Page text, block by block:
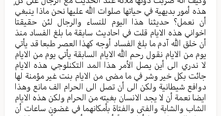
هذه أمور بديهية في حياتها صلوات الله عليها نحن ماذا ينبغي
أن نعمل؟ حديثنا هذا اليوم للنساء والرجال لئن حقيقتا
اخواني هذه الايام قلت في احاديث سابقة ما بلغ الفساد منذ
أن خلق الله آدم ما بلغ الفساد أوجه كهذا العصر طبعا قد يأتي
يوم من الايام نقول رحم الله الايام السابقة يأتي يوم من الايام
لا ندري الى أين يصل الأمر هذا المد التكنلوجي هذه الايام
جائت بكل خير وشر في ما مضى من الايام بنت غير مؤمنة لها
دوافع شيطانية ولكن الى أن تصل الى الحرام الف مانع وهذا
ايضا نعمة أن لا يجد الانسان بغيته من الحرام ولكن هذه الايام
الشاب والشابة والفتى والفتاة بأمكانهما في غضون ساعات أن